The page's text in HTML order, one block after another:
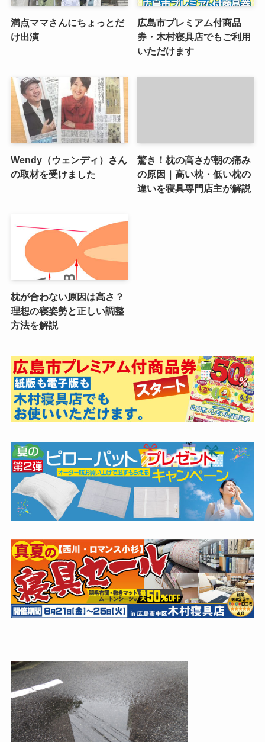
満点ママさんにちょっとだ
け出演
広島市プレミアム付商品
券・木村寝具店でもご利用
いただけます
Wendy（ウェンディ）さん
の取材を受けました
驚き！枕の高さが朝の痛み
の原因｜高い枕・低い枕の
違いを寝具専門店主が解説
枕が合わない原因は高さ？
理想の寝姿勢と正しい調整
方法を解説